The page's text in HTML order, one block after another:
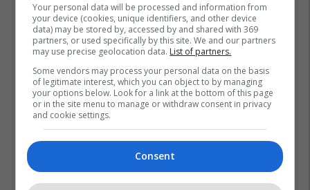
Your personal data will be processed and information from
your device (cookies, unique identifiers, and other device
data) may be stored by, accessed by and shared with 369
partners, or used specifically by this site. We and our partners
may use precise geolocation data. List of partners.
Some vendors may process your personal data on the basis
of legitimate interest, which you can object to by managing
your options below. Look for a link at the bottom of this page
or in the site menu to manage or withdraw consent in privacy
and cookie settings.
Consent